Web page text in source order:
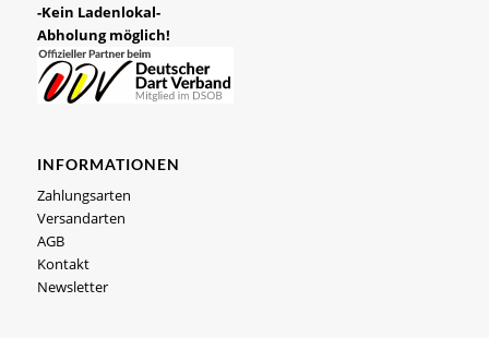
-Kein Ladenlokal-
Abholung möglich!
INFORMATIONEN
Zahlungsarten
Versandarten
AGB
Kontakt
Newsletter